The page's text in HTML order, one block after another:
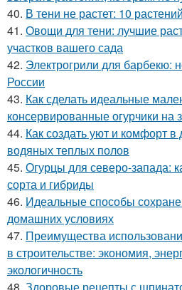
40. В тени не растет: 10
41. Овощи для тени: лучшие
участков вашего сада
42. Электрогрили для барбекю:
России
43. Как сделать идеальные
консервированные огурчики на
44. Как создать уют и комфорт
водяных теплых полов
45. Огурцы для северо-запада:
сорта и гибриды
46. Идеальные способы
домашних условиях
47. Преимущества
в строительстве: экономия,
экологичность